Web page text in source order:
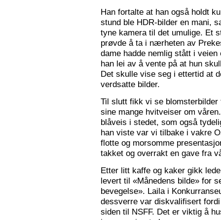
Han fortalte at han også holdt
stund ble HDR-bilder en mani,
tyne kamera til det umulige. Et
prøvde å ta i nærheten av
dame hadde nemlig stått i
han lei av å vente på at hun
Det skulle vise seg i ettertid at
verdsatte bilder.
Til slutt fikk vi se
sine mange hvitveiser om
blåveis i stedet, som også
han viste var vi tilbake i vakre
flotte og morsomme
takket og overrakt en gave fra
Etter litt kaffe og kaker gikk
levert til «Månedens bilde» for
bevegelse». Laila i
dessverre var diskvalifisert
siden til NSFF. Det er viktig å